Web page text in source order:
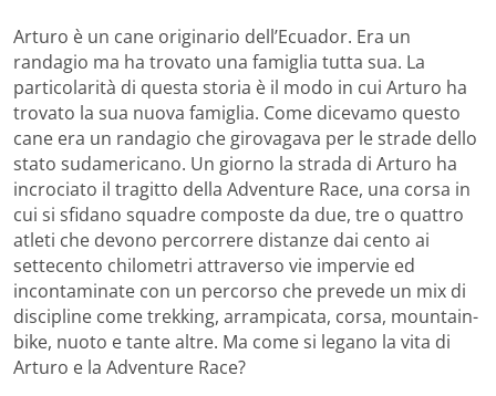
Arturo è un cane originario dell’Ecuador. Era un
randagio ma ha trovato una famiglia tutta sua. La
particolarità di questa storia è il modo in cui Arturo ha
trovato la sua nuova famiglia. Come dicevamo questo
cane era un randagio che girovagava per le strade dello
stato sudamericano. Un giorno la strada di Arturo ha
incrociato il tragitto della Adventure Race, una corsa in
cui si sfidano squadre composte da due, tre o quattro
atleti che devono percorrere distanze dai cento ai
settecento chilometri attraverso vie impervie ed
incontaminate con un percorso che prevede un mix di
discipline come trekking, arrampicata, corsa, mountain-
bike, nuoto e tante altre. Ma come si legano la vita di
Arturo e la Adventure Race?